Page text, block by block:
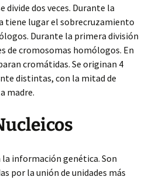
divide dos veces. Durante la
tiene lugar el sobrecruzamiento
Durante la primera división
de cromosomas homólogos. En
cromátidas. Se originan 4
distintas, con la mitad de
madre.
información genética. Son
por la unión de unidades más